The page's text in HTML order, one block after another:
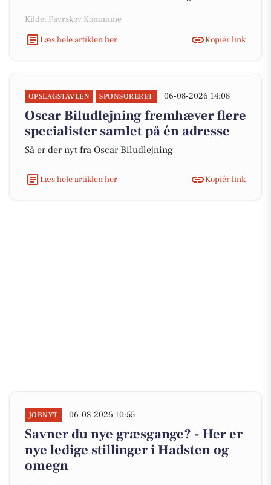
Kilde: Favrskov Kommune
Læs hele artiklen her
Kopiér link
OPSLAGSTAVLEN SPONSORERET 06-08-2026 14:08
Oscar Biludlejning fremhæver flere
specialister samlet på én adresse
Så er der nyt fra Oscar Biludlejning
Læs hele artiklen her Kopiér link
JOBNYT 06-08-2026 10:55
Savner du nye græsgange? - Her er
nye ledige stillinger i Hadsten og
omegn